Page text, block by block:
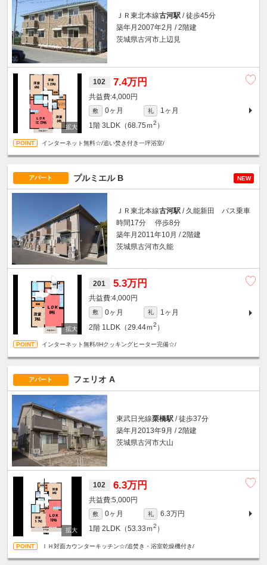
ＪＲ東北本線古河駅 / 徒歩45分
築年月2007年2月 / 2階建
茨城県古河市上辺見
102 7.4万円
4,000円
敷 0ヶ月 礼
1ヶ月
1階 3LDK（68.75ｍ2 ）
インターネット無料☆/追い焚き付き一坪浴室/
アパート プルミエル B NEW
ＪＲ東北本線古河駅 / 久能新田 バス乗車
時間17分 停歩8分
築年月2011年10月 / 2階建
茨城県古河市久能
201 5.3万円
4,000円
敷 0ヶ月 礼
1ヶ月
2階 1LDK（29.44ｍ2 ）
インターネット無料/IHクッキングヒーター完備☆/
アパート フェリオ A
東武日光線栗橋駅 / 徒歩37分
築年月2013年9月 / 2階建
茨城県古河市大山
102 6.3万円
5,000円
敷 0ヶ月 礼
6.3万円
1階 2LDK（53.33ｍ2 ）
ＩＨ対面カウンターキッチン☆/追焚き・浴室乾燥機付き/